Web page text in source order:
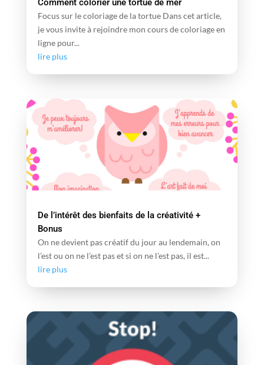
Comment colorier une tortue de mer
Focus sur le coloriage de la tortue Dans cet article,
je vous invite à rejoindre mon cours de coloriage en
ligne pour...
lire plus
De l’intérêt des bienfaits de la créativité +
Bonus
On ne devient pas créatif du jour au lendemain, on
l’est ou on ne l’est pas et si on ne l’est pas, il est...
lire plus